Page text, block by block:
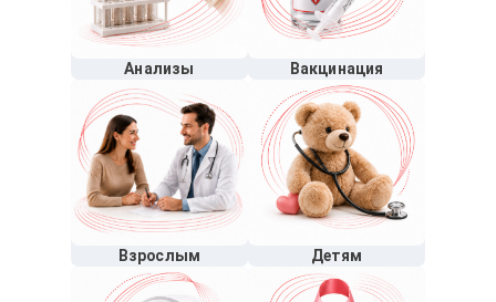
Анализы Вакцинация
Взрослым Детям